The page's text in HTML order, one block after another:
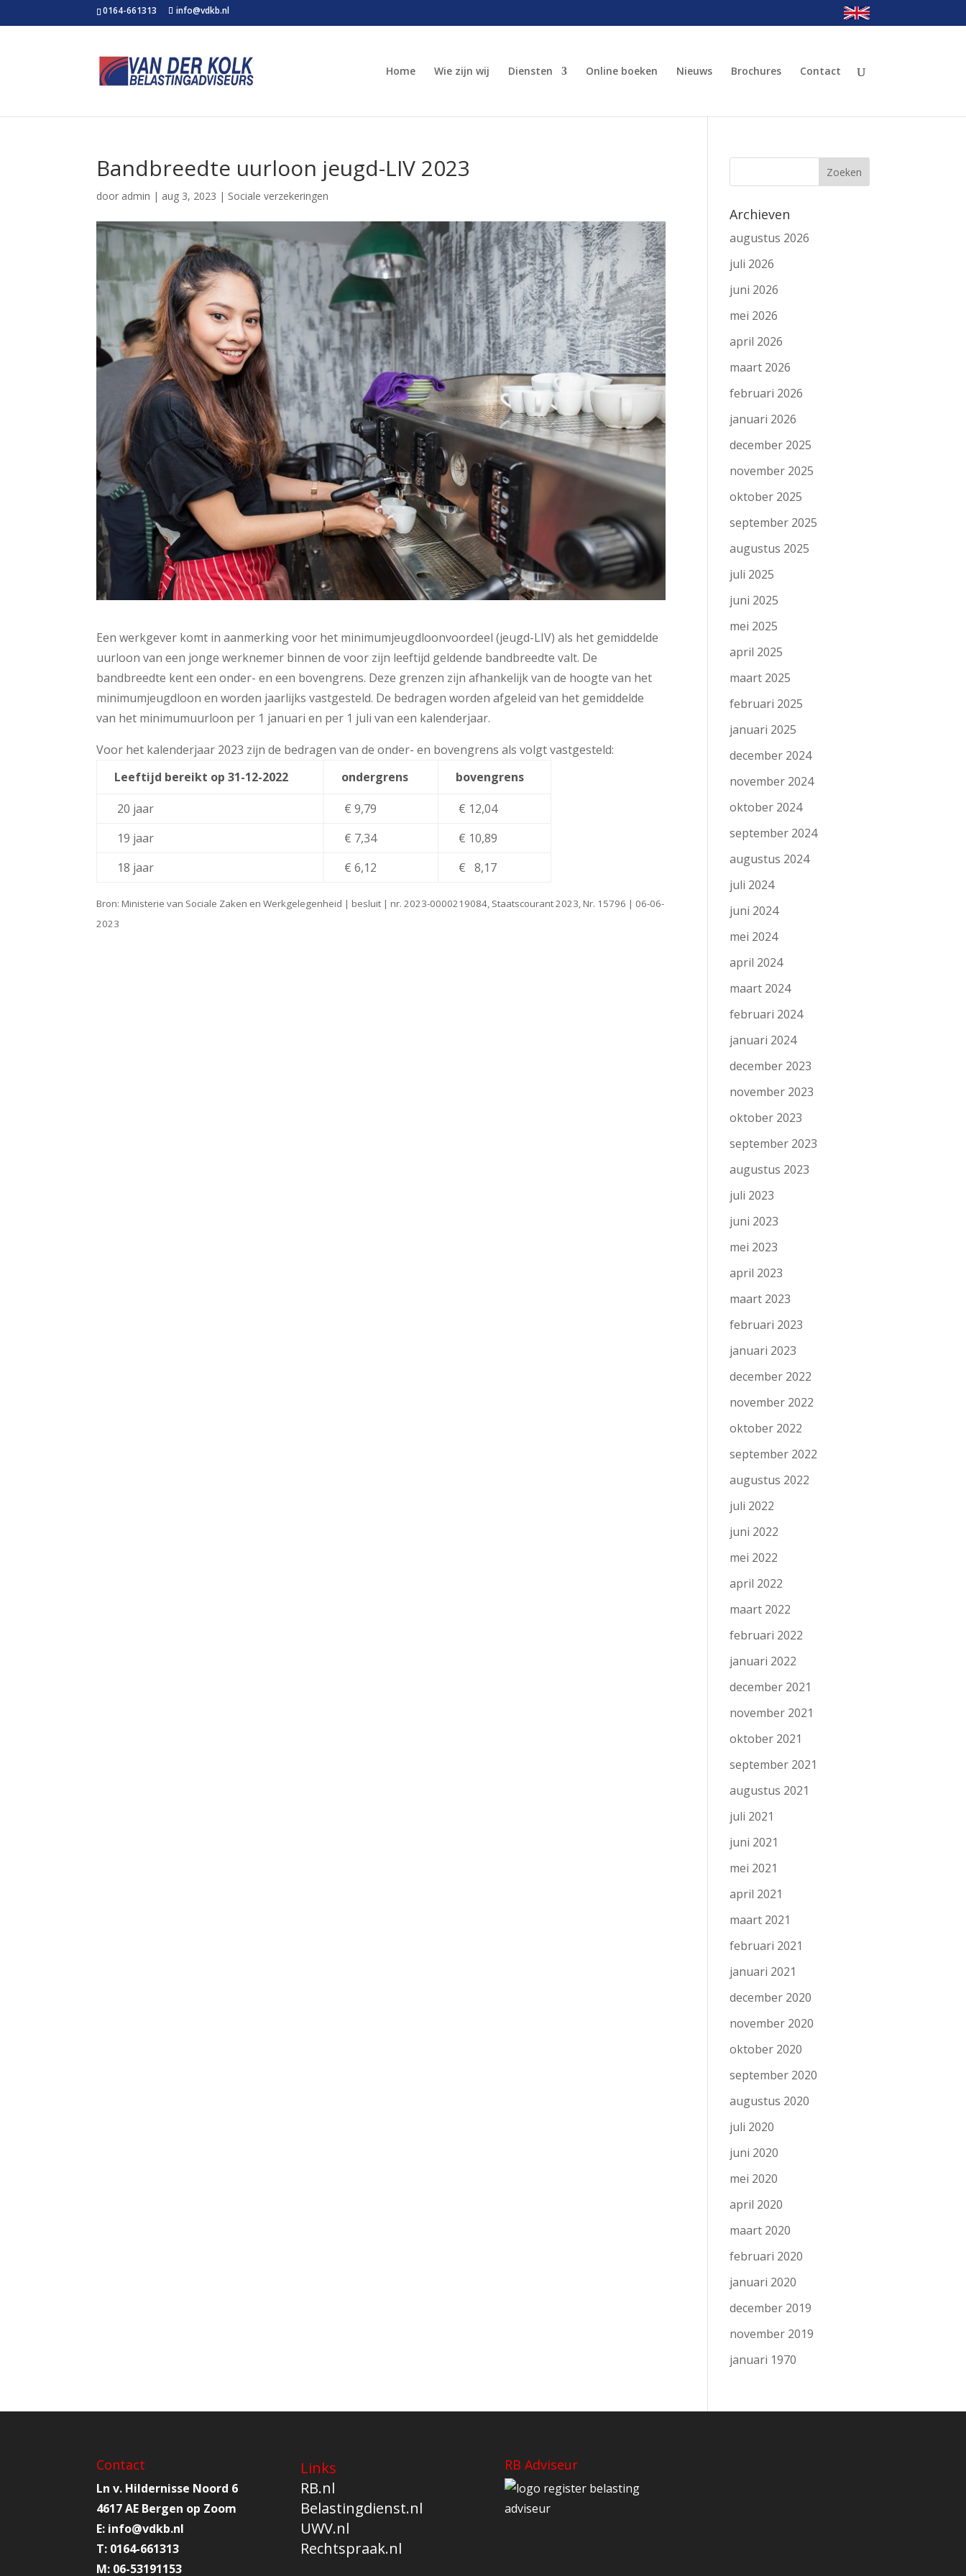
0164-661313 info@vdkb.nl
Home Wie zijn wij Diensten Online boeken Nieuws Brochures Contact
Bandbreedte uurloon jeugd-LIV 2023
door admin | aug 3, 2023 | Sociale verzekeringen
Een werkgever komt in aanmerking voor het minimumjeugdloonvoordeel (jeugd-LIV) als het gemiddelde
uurloon van een jonge werknemer binnen de voor zijn leeftijd geldende bandbreedte valt. De
bandbreedte kent een onder- en een bovengrens. Deze grenzen zijn afhankelijk van de hoogte van het
minimumjeugdloon en worden jaarlijks vastgesteld. De bedragen worden afgeleid van het gemiddelde
van het minimumuurloon per 1 januari en per 1 juli van een kalenderjaar.
Voor het kalenderjaar 2023 zijn de bedragen van de onder- en bovengrens als volgt vastgesteld:
Leeftijd bereikt op 31-12-2022
ondergrens
bovengrens
20 jaar
€ 9,79
€ 12,04
19 jaar
€ 7,34
€ 10,89
18 jaar
€ 6,12 € 8,17
Bron: Ministerie van Sociale Zaken en Werkgelegenheid | besluit | nr. 2023-0000219084, Staatscourant 2023, Nr. 15796 | 06-06-
2023
Archieven
augustus 2026
juli 2026
juni 2026
mei 2026
april 2026
maart 2026
februari 2026
januari 2026
december 2025
november 2025
oktober 2025
september 2025
augustus 2025
juli 2025
juni 2025
mei 2025
april 2025
maart 2025
februari 2025
januari 2025
december 2024
november 2024
oktober 2024
september 2024
augustus 2024
juli 2024
juni 2024
mei 2024
april 2024
maart 2024
februari 2024
januari 2024
december 2023
november 2023
oktober 2023
september 2023
augustus 2023
juli 2023
juni 2023
mei 2023
april 2023
maart 2023
februari 2023
januari 2023
december 2022
november 2022
oktober 2022
september 2022
augustus 2022
juli 2022
juni 2022
mei 2022
april 2022
maart 2022
februari 2022
januari 2022
december 2021
november 2021
oktober 2021
september 2021
augustus 2021
juli 2021
juni 2021
mei 2021
april 2021
maart 2021
februari 2021
januari 2021
december 2020
november 2020
oktober 2020
september 2020
augustus 2020
juli 2020
juni 2020
mei 2020
april 2020
maart 2020
februari 2020
januari 2020
december 2019
november 2019
januari 1970
Contact
Ln v. Hildernisse Noord 6
4617 AE Bergen op Zoom
E: info@vdkb.nl
T: 0164-661313
M: 06-53191153
Links
RB.nl
Belastingdienst.nl
UWV.nl
Rechtspraak.nl
RB Adviseur